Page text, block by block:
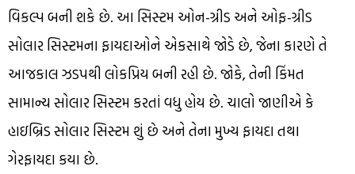
વિકલ્પ બની શકે છે. આ સિસ્ટમ ઓન-ગ્રીડ અને ઓફ-ગ્રીડ
સોલાર સિસ્ટમના ફાયદાઓને એકસાથે જોડે છે, જેના કારણે તે
આજકાલ ઝડપથી લોકપ્રિય બની રહી છે. જોકે, તેની કિંમત
સામાન્ય સોલાર સિસ્ટમ કરતાં વધુ હોય છે. ચાલો જાણીએ કે
હાઇબ્રિડ સોલાર સિસ્ટમ શું છે અને તેના મુખ્ય ફાયદા તથા
ગેરફાયદા કયા છે.